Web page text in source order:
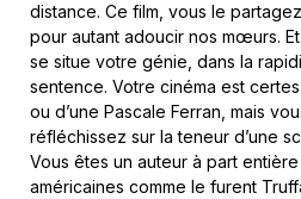
distance. Ce film, vous le
pour autant adoucir nos mœurs.
se situe votre génie, dans la
sentence. Votre cinéma est
ou d’une Pascale Ferran, mais
réfléchissez sur la teneur d’une
Vous êtes un auteur à part
américaines comme le furent